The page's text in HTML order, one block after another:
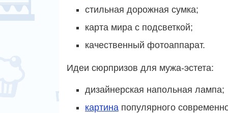
стильная дорожная сумка;
карта мира с подсветкой;
качественный фотоаппарат.
Идеи сюрпризов для мужа-эстета:
дизайнерская напольная лампа;
картина популярного